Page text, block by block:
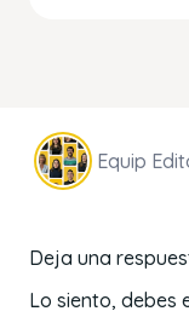
Equip
Deja una
Lo siento, debes